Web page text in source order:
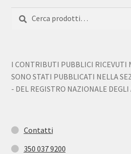
Cerca:
Cerca
I CONTRIBUTI PUBBLICI RICEVUTI
SONO STATI PUBBLICATI NELLA
- DEL REGISTRO NAZIONALE
Contatti
350 037 9200